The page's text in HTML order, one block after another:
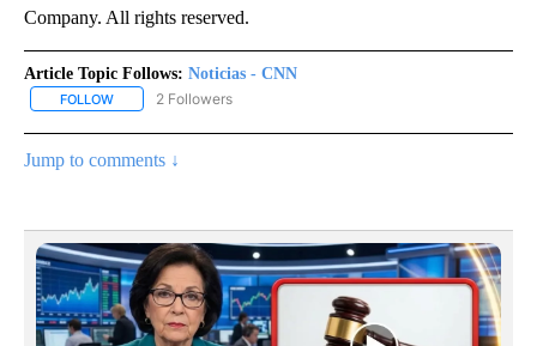
Company. All rights reserved.
Article Topic Follows: Noticias - CNN
FOLLOW FOLLOW "NOTICIAS - CNN" TO RECEIVE NOTIFICATIONS ABOUT
2 Followers
Jump to comments ↓